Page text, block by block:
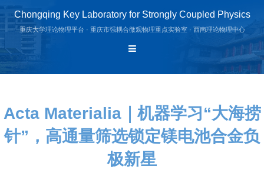
Chongqing Key Laboratory for Strongly Coupled Physics
重庆大学理论物理平台 · 重庆市强耦合微观物理重点实验室 · 西南理论物理中心
Acta Materialia｜机器学习“大海捞
针”，高通量筛选锁定镁电池合金负
极新星